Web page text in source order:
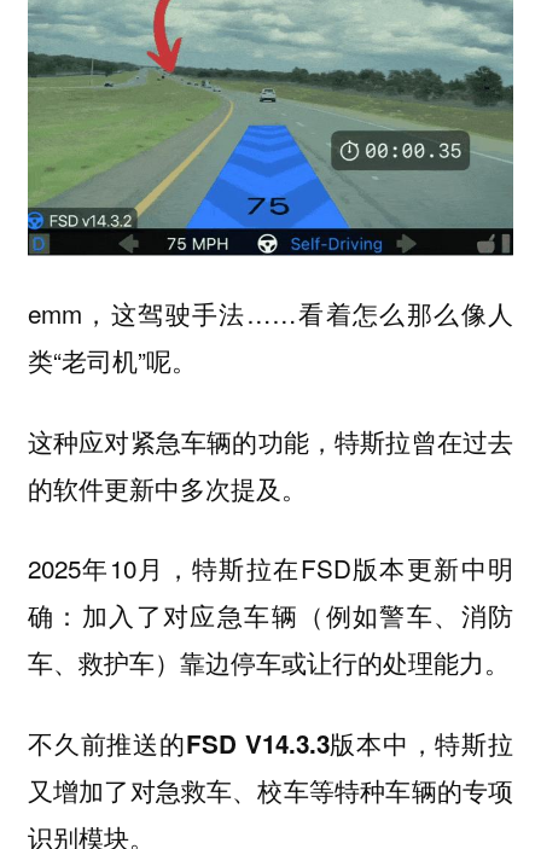
emm，这驾驶手法……看着怎么那么像人
类“老司机”呢。
这种应对紧急车辆的功能，特斯拉曾在过去
的软件更新中多次提及。
2025年10月，特斯拉在FSD版本更新中明
确：加入了对应急车辆（例如警车、消防
车、救护车）靠边停车或让行的处理能力。
不久前推送的FSD V14.3.3版本中，特斯拉
又增加了对急救车、校车等特种车辆的专项
识别模块。